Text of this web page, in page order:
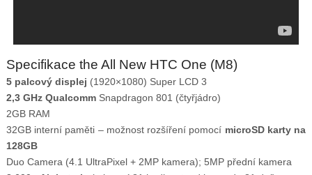
Specifikace the All New HTC One (M8)
5 palcový displej (1920×1080) Super LCD 3
2,3 GHz QualcommSnapdragon 801 (čtyřjádro)
2GB RAM
32GB interní paměti – možnost rozšíření pomocí microSD karty na
128GB
Duo Camera (4.1 UltraPixel + 2MP kamera); 5MP přední kamera